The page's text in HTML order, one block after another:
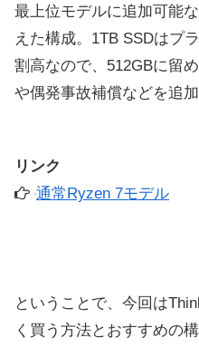
最上位モデルに追加可能
えた構成。1TB SSDはプ
割高なので、512GBに留
や偶発事故補償などを追
リンク
通常Ryzen 7モデル
ということで、今回は
く買う方法とおすすめの